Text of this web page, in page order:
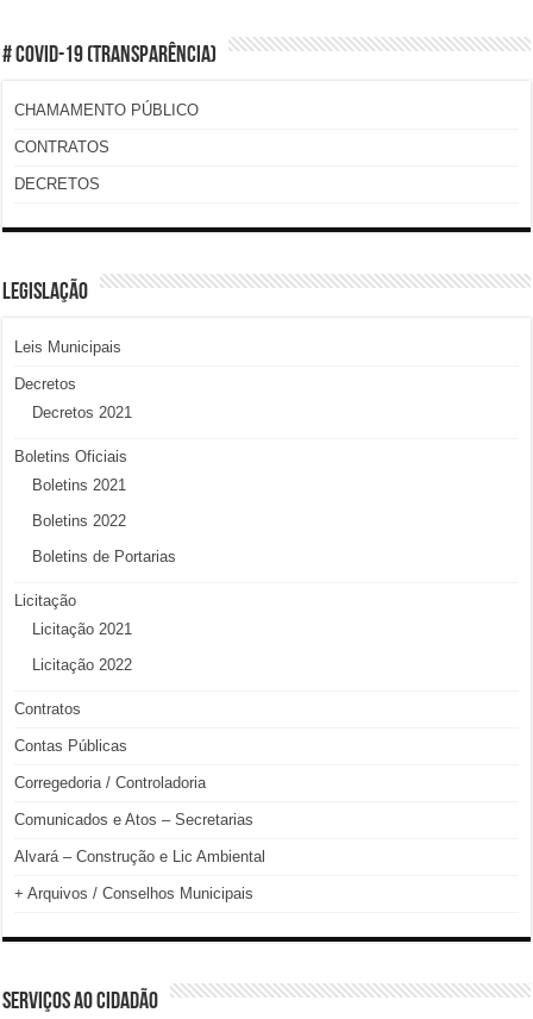
# COVID-19 (TRANSPARÊNCIA)
CHAMAMENTO PÚBLICO
CONTRATOS
DECRETOS
LEGISLAÇÃO
Leis Municipais
Decretos
Decretos 2021
Boletins Oficiais
Boletins 2021
Boletins 2022
Boletins de Portarias
Licitação
Licitação 2021
Licitação 2022
Contratos
Contas Públicas
Corregedoria / Controladoria
Comunicados e Atos – Secretarias
Alvará – Construção e Lic Ambiental
+ Arquivos / Conselhos Municipais
SERVIÇOS AO CIDADÃO